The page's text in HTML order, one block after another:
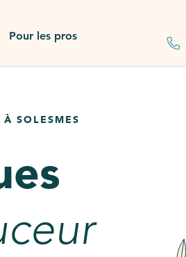
Pour les pros
À SOLESMES